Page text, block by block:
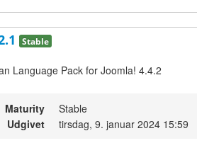
Stable
Language Pack for Joomla! 4.4.2
Maturity
Stable
Udgivet
tirsdag, 9. januar 2024 15:59